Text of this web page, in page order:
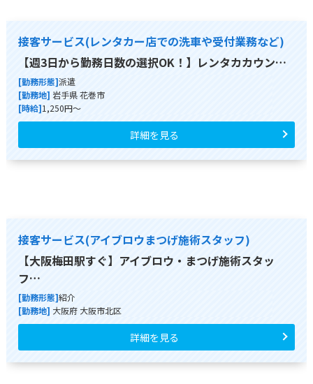
接客サービス(レンタカー店での洗車や受付業務など)
【週3日から勤務日数の選択OK！】レンタカカウン…
[勤務形態]派遣
[勤務地] 岩手県 花巻市
[時給]1,250円～
詳細を見る
接客サービス(アイブロウまつげ施術スタッフ)
【大阪梅田駅すぐ】アイブロウ・まつげ施術スタッ
フ…
[勤務形態]紹介
[勤務地] 大阪府 大阪市北区
詳細を見る